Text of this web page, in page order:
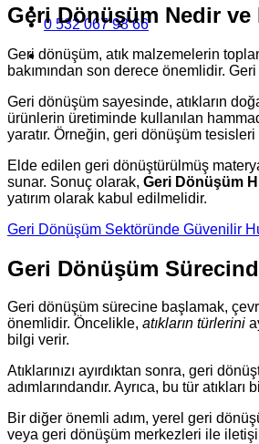
0 532 067 98 66
Geri Dönüşüm Nedir
Geri dönüşüm, atık malzemelerin
bakımından son derece önemlidir.
Geri dönüşüm sayesinde, atıkların
ürünlerin üretiminde kullanılan
yaratır. Örneğin, geri dönüşüm
Elde edilen geri dönüştürülmüş
sunar. Sonuç olarak, Geri Dönüşüm
yatırım olarak kabul edilmelidir.
Geri Dönüşüm Sektöründe Güvenilir
Geri Dönüşüm
Geri dönüşüm sürecine başlamak,
önemlidir. Öncelikle, atıkların türlerini
bilgi verir.
Atıklarınızı ayırdıktan sonra, geri
adımlarındandır. Ayrıca, bu tür atıkları
Bir diğer önemli adım, yerel geri
veya geri dönüşüm merkezleri ile